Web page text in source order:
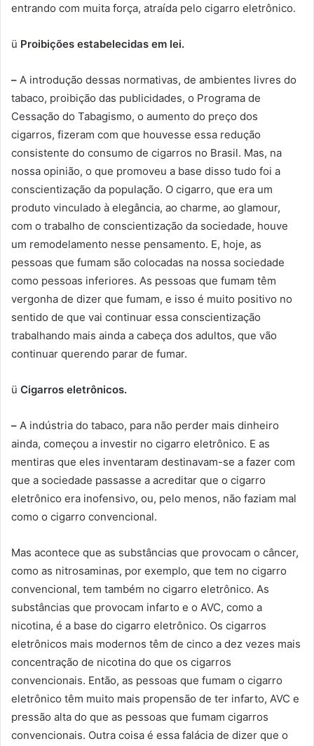
entrando com muita força, atraída pelo cigarro eletrônico.
ü Proibições estabelecidas em lei.
– A introdução dessas normativas, de ambientes livres do
tabaco, proibição das publicidades, o Programa de
Cessação do Tabagismo, o aumento do preço dos
cigarros, fizeram com que houvesse essa redução
consistente do consumo de cigarros no Brasil. Mas, na
nossa opinião, o que promoveu a base disso tudo foi a
conscientização da população. O cigarro, que era um
produto vinculado à elegância, ao charme, ao glamour,
com o trabalho de conscientização da sociedade, houve
um remodelamento nesse pensamento. E, hoje, as
pessoas que fumam são colocadas na nossa sociedade
como pessoas inferiores. As pessoas que fumam têm
vergonha de dizer que fumam, e isso é muito positivo no
sentido de que vai continuar essa conscientização
trabalhando mais ainda a cabeça dos adultos, que vão
continuar querendo parar de fumar.
ü Cigarros eletrônicos.
– A indústria do tabaco, para não perder mais dinheiro
ainda, começou a investir no cigarro eletrônico. E as
mentiras que eles inventaram destinavam-se a fazer com
que a sociedade passasse a acreditar que o cigarro
eletrônico era inofensivo, ou, pelo menos, não faziam mal
como o cigarro convencional.
Mas acontece que as substâncias que provocam o câncer,
como as nitrosaminas, por exemplo, que tem no cigarro
convencional, tem também no cigarro eletrônico. As
substâncias que provocam infarto e o AVC, como a
nicotina, é a base do cigarro eletrônico. Os cigarros
eletrônicos mais modernos têm de cinco a dez vezes mais
concentração de nicotina do que os cigarros
convencionais. Então, as pessoas que fumam o cigarro
eletrônico têm muito mais propensão de ter infarto, AVC e
pressão alta do que as pessoas que fumam cigarros
convencionais. Outra coisa é essa falácia de dizer que o